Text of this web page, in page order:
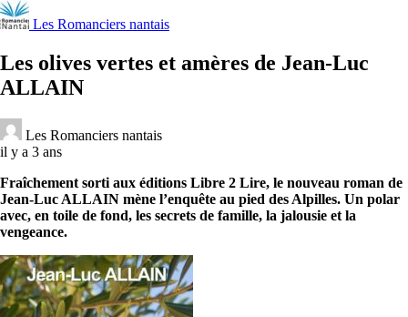
Les Romanciers nantais
Les olives vertes et amères de Jean-Luc
ALLAIN
Les Romanciers nantais
il y a 3 ans
Fraîchement sorti aux éditions Libre 2 Lire, le nouveau roman de
Jean-Luc ALLAIN mène l’enquête au pied des Alpilles. Un polar
avec, en toile de fond, les secrets de famille, la jalousie et la
vengeance.